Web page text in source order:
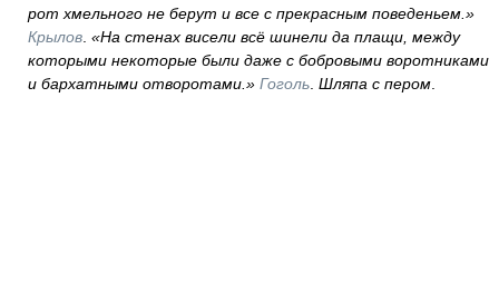
рот хмельного не берут и все с прекрасным поведеньем.»
Крылов «На стенах висели всё шинели да плащи, между
которыми некоторые были даже с бобровыми воротниками
и бархатными отворотами.» Гоголь Шляпа с пером